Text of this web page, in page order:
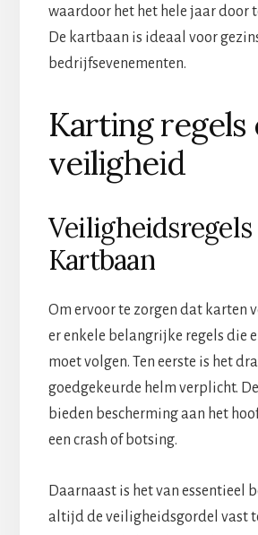
waardoor het het hele jaar door
De kartbaan is ideaal voor
bedrijfsevenementen.
Karting regels
veiligheid
Veiligheidsregels
Kartbaan
Om ervoor te zorgen dat karten
er enkele belangrijke regels die
moet volgen. Ten eerste is het
goedgekeurde helm verplicht.
bieden bescherming aan het
een crash of botsing.
Daarnaast is het van essentieel
altijd de veiligheidsgordel vast